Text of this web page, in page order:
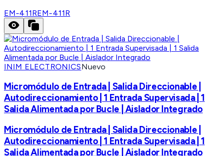
EM-411REM-411R
INIM ELECTRONICSNuevo
Micromódulo de Entrada | Salida Direccionable |
Autodireccionamiento | 1 Entrada Supervisada | 1
Salida Alimentada por Bucle | Aislador Integrado
Micromódulo de Entrada | Salida Direccionable |
Autodireccionamiento | 1 Entrada Supervisada | 1
Salida Alimentada por Bucle | Aislador Integrado